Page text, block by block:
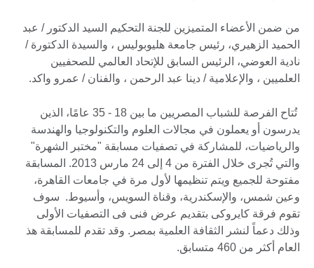
من ضمن الأعضاء المتميزين للجنة التحكيم السيد الدكتور / عبد
الحميد الزهيري، رئيس جامعة هليوبوليس ، والسيدة الدكتورة /
نادية العوضي، الرئيس السابق للإتحاد العالمي للصحفيين
العلميين ، والإعلامية / دينا عبد الرحمن ، والفنان / عمرو واكد.
تُتاح الفرصة للشباب المصريين ما بين 18 - 35 عامًا، الذين
يدرسون أو يعملون في مجالات العلوم والتكنولوجيا والهندسة
والرياضيات، للمشاركة في تصفيات مسابقة "مختبر الشهرة"
والتي تُجرى خلال الفترة من 4 إلى 24 مارس 2013. المسابقة
مفتوحة للجميع ويتم تنظيمها لأول مرة في جامعات القاهرة،
وعين شمس، والإسكندرية، وقناة السويس، وأسيوط. سوف
تقوم فرقة كايروكى بتقديم عرض فنى فى التصفيات الأولى
وذلك دعماً لنشر الثقافة العلمية بمصر. وقد تقدم للمسابقة هذ
العام أكثر من 460 متسابق.